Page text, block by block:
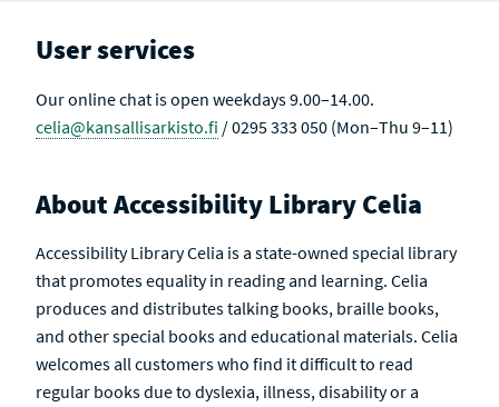
User services
Our online chat is open weekdays 9.00–14.00.
celia@kansallisarkisto.fi / 0295 333 050 (Mon–Thu 9–11)
About Accessibility Library Celia
Accessibility Library Celia is a state-owned special library
that promotes equality in reading and learning. Celia
produces and distributes talking books, braille books,
and other special books and educational materials. Celia
welcomes all customers who find it difficult to read
regular books due to dyslexia, illness, disability or a